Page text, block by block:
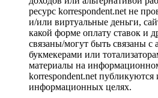
ресурс korrespondent.net не
и/или виртуальные деньги,
какой форме оплату ставок и
связаны/могут быть связаны с
букмекерами или
материалы на
korrespondent.net публикуются
информационных целях.